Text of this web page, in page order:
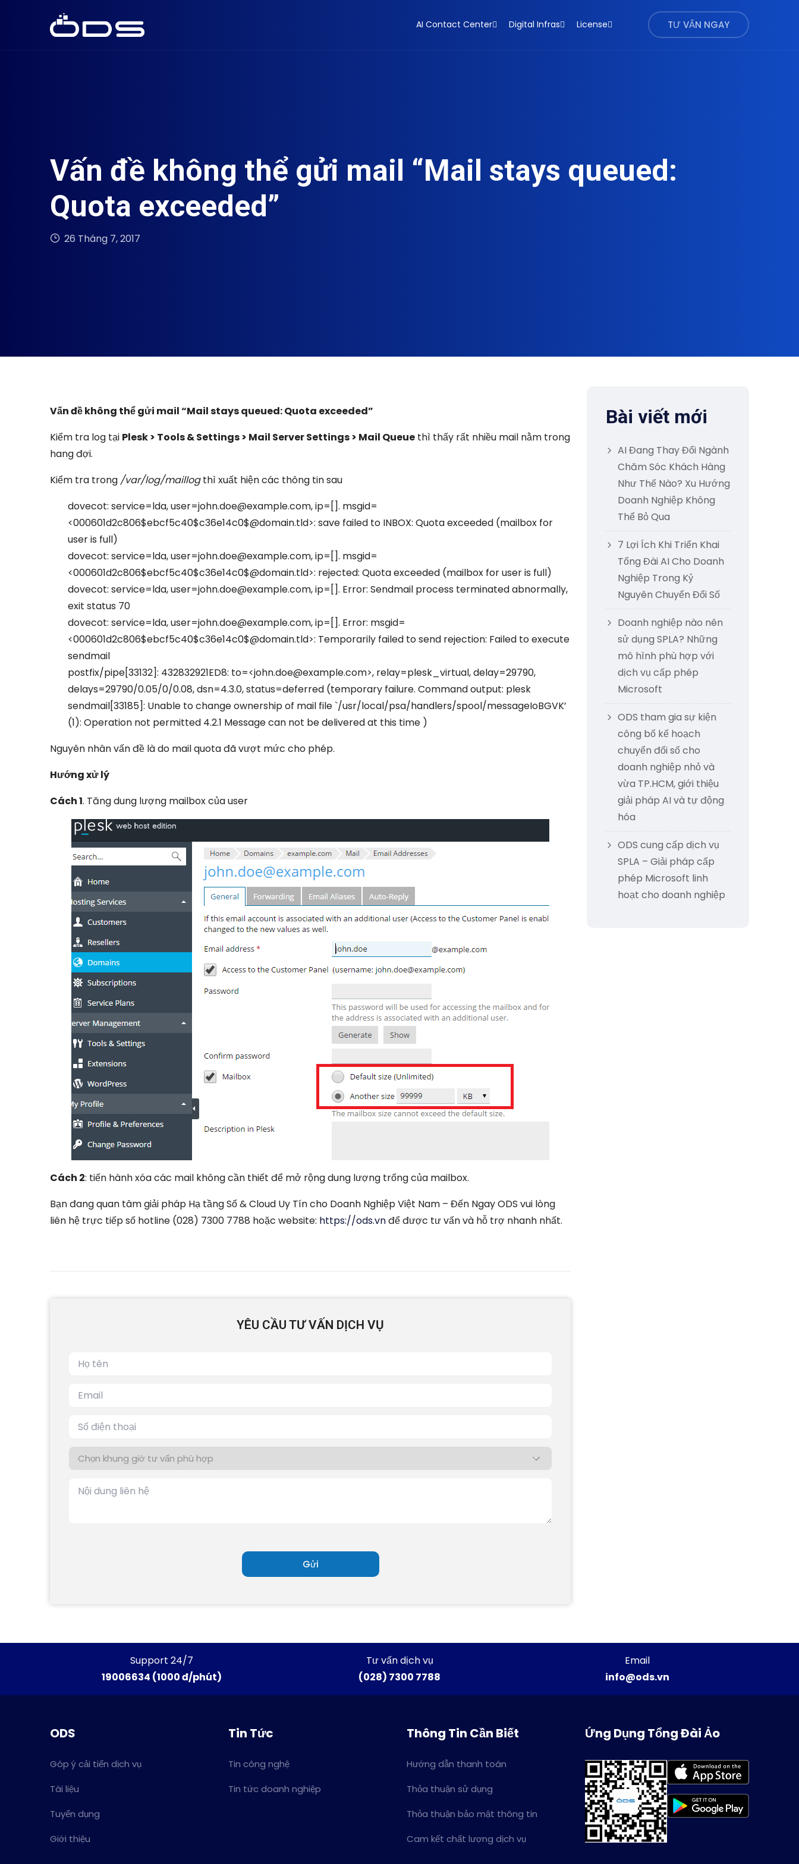
AI Contact Center Digital Infras License TƯ VẤN NGAY
Vấn đề không thể gửi mail “Mail stays queued:
Quota exceeded”
26 Tháng 7, 2017
Vấn đề không thể gửi mail “Mail stays queued: Quota exceeded”
Kiểm tra log tại Plesk > Tools & Settings > Mail Server Settings > Mail Queue thì thấy rất nhiều mail nằm trong
hang đợi.
Kiểm tra trong /var/log/maillogthì xuất hiện các thông tin sau
dovecot: service=lda, user=john.doe@example.com, ip=[]. msgid=
<000601d2c806$ebcf5c40$c36e14c0$@domain.tld>: save failed to INBOX: Quota exceeded (mailbox for
user is full)
dovecot: service=lda, user=john.doe@example.com, ip=[]. msgid=
<000601d2c806$ebcf5c40$c36e14c0$@domain.tld>: rejected: Quota exceeded (mailbox for user is full)
dovecot: service=lda, user=john.doe@example.com, ip=[]. Error: Sendmail process terminated abnormally,
exit status 70
dovecot: service=lda, user=john.doe@example.com, ip=[]. Error: msgid=
<000601d2c806$ebcf5c40$c36e14c0$@domain.tld>: Temporarily failed to send rejection: Failed to execute
sendmail
postfix/pipe[33132]: 432832921ED8: to=<john.doe@example.com>, relay=plesk_virtual, delay=29790,
delays=29790/0.05/0/0.08, dsn=4.3.0, status=deferred (temporary failure. Command output: plesk
sendmail[33185]: Unable to change ownership of mail file `/usr/local/psa/handlers/spool/messageIoBGVK’
(1): Operation not permitted 4.2.1 Message can not be delivered at this time )
Nguyên nhân vấn đề là do mail quota đã vượt mức cho phép.
Hướng xử lý
Cách 1. Tăng dung lượng mailbox của user
Cách 2: tiến hành xóa các mail không cần thiết để mở rộng dung lượng trống của mailbox.
Bạn đang quan tâm giải pháp Hạ tầng Số & Cloud Uy Tín cho Doanh Nghiệp Việt Nam – Đến Ngay ODS vui lòng
liên hệ trực tiếp số hotline (028) 7300 7788 hoặc website: https://ods.vnđể được tư vấn và hỗ trợ nhanh nhất.
YÊU CẦU TƯ VẤN DỊCH VỤ
Bài viết mới
AI Đang Thay Đổi Ngành
Chăm Sóc Khách Hàng
Như Thế Nào? Xu Hướng
Doanh Nghiệp Không
Thể Bỏ Qua
7 Lợi Ích Khi Triển Khai
Tổng Đài AI Cho Doanh
Nghiệp Trong Kỷ
Nguyên Chuyển Đổi Số
Doanh nghiệp nào nên
sử dụng SPLA? Những
mô hình phù hợp với
dịch vụ cấp phép
Microsoft
ODS tham gia sự kiện
công bố kế hoạch
chuyển đổi số cho
doanh nghiệp nhỏ và
vừa TP.HCM, giới thiệu
giải pháp AI và tự động
hóa
ODS cung cấp dịch vụ
SPLA – Giải pháp cấp
phép Microsoft linh
hoạt cho doanh nghiệp
Support 24/7
19006634 (1000 đ/phút)
Tư vấn dịch vụ
(028) 7300 7788
Email
info@ods.vn
ODS
Góp ý cải tiến dịch vụ
Tài liệu
Tuyển dụng
Giới thiệu
Tin Tức
Tin công nghệ
Tin tức doanh nghiệp
Thông Tin Cần Biết
Hướng dẫn thanh toán
Thỏa thuận sử dụng
Thỏa thuận bảo mật thông tin
Cam kết chất lượng dịch vụ
Ứng Dụng Tổng Đài Ảo